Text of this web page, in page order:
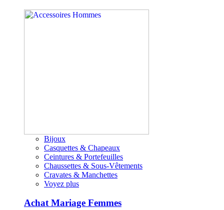
Bijoux
Casquettes & Chapeaux
Ceintures & Portefeuilles
Chaussettes & Sous-Vêtements
Cravates & Manchettes
Voyez plus
Achat Mariage Femmes